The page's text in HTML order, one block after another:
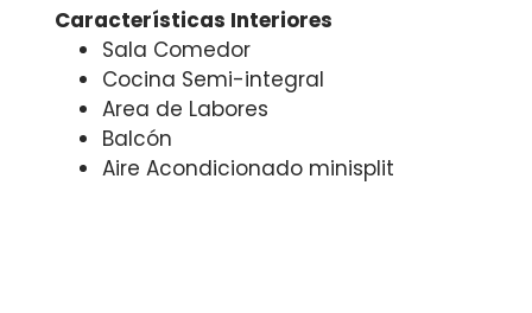
Características Interiores
Sala Comedor
Cocina Semi-integral
Area de Labores
Balcón
Aire Acondicionado minisplit